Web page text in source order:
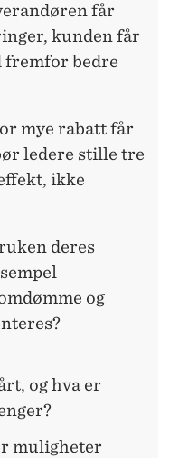
får
kunden får
fremfor bedre
mye rabatt får
ledere stille tre
ikke
deres
og
og hva er
muligheter